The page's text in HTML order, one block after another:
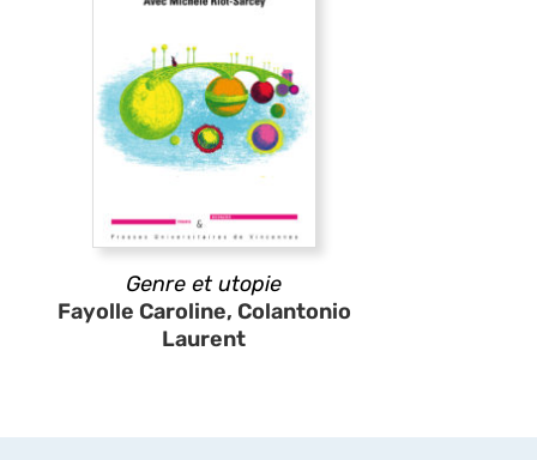
Genre et utopie
Fayolle Caroline, Colantonio
Laurent